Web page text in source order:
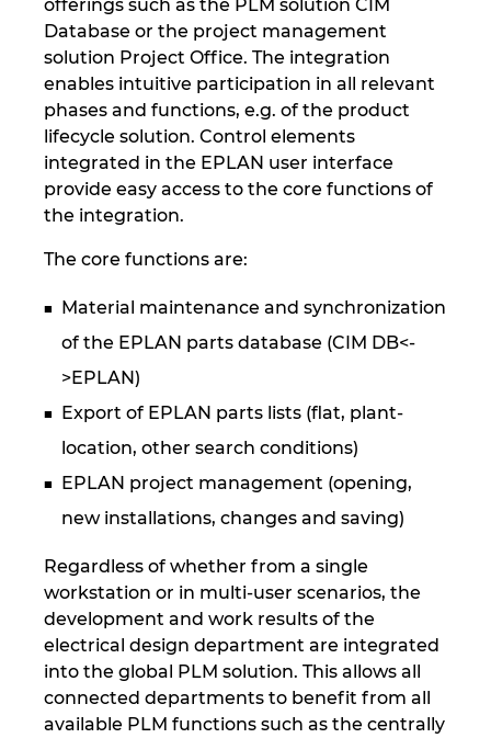
offerings such as the PLM solution CIM
Database or the project management
solution Project Office. The integration
enables intuitive participation in all relevant
phases and functions, e.g. of the product
lifecycle solution. Control elements
integrated in the EPLAN user interface
provide easy access to the core functions of
the integration.
The core functions are:
Material maintenance and synchronization
of the EPLAN parts database (CIM DB<-
>EPLAN)
Export of EPLAN parts lists (flat, plant-
location, other search conditions)
EPLAN project management (opening,
new installations, changes and saving)
Regardless of whether from a single
workstation or in multi-user scenarios, the
development and work results of the
electrical design department are integrated
into the global PLM solution. This allows all
connected departments to benefit from all
available PLM functions such as the centrally